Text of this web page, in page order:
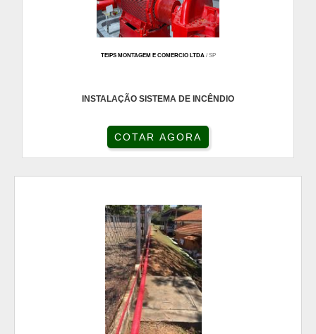
TEIPS MONTAGEM E COMERCIO LTDA/ SP
INSTALAÇÃO SISTEMA DE INCÊNDIO
COTAR AGORA